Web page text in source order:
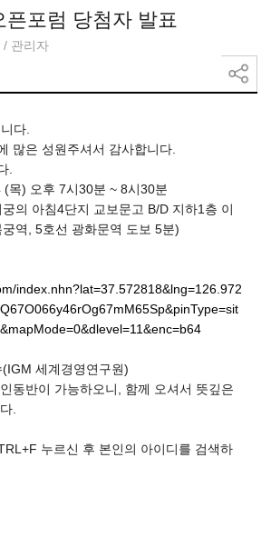
포럼 당첨자 발표
/ 관리자
다.
많은 성원주셔서 감사합니다.
.
목) 오후 7시30분 ~ 8시30분
의 아침4단지 교보문고 B/D 지하1층 이
역, 5호선 광화문역 도보 5분)
index.nhn?lat=37.572818&lng=126.972
세계경영연구원)
동반이 가능하오니, 함께 오셔서 뜻깊은
.
누르신 후 본인의 아이디를 검색하